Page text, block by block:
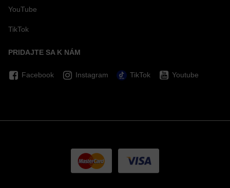
YouTube
TikTok
PRIDAJTE SA K NÁM
Facebook Instagram TikTok Youtube